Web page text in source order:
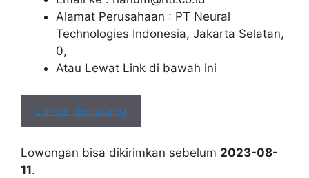
Alamat Perusahaan : PT Neural
Technologies Indonesia, Jakarta Selatan,
0,
Atau Lewat Link di bawah ini
Lamar Sekarang
Lowongan bisa dikirimkan sebelum 2023-08-
11.